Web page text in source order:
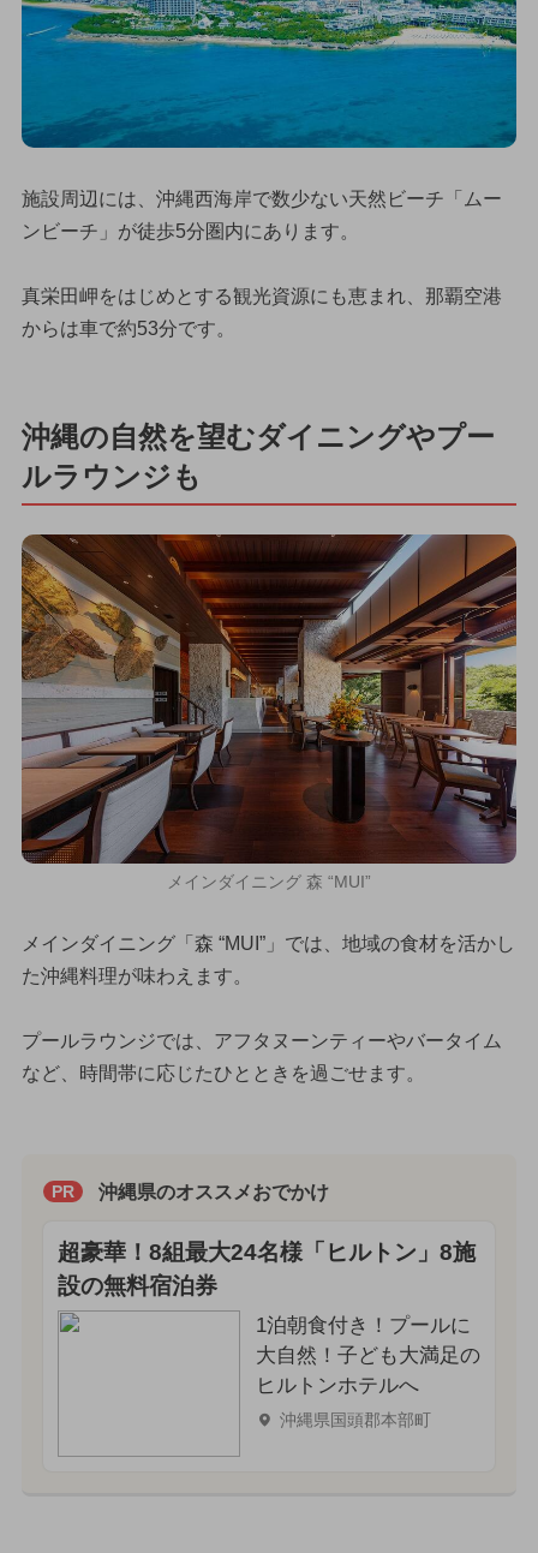
施設周辺には、沖縄西海岸で数少ない天然ビーチ「ムー
ンビーチ」が徒歩5分圏内にあります。
真栄田岬をはじめとする観光資源にも恵まれ、那覇空港
からは車で約53分です。
沖縄の自然を望むダイニングやプー
ルラウンジも
メインダイニング 森 “MUI”
メインダイニング「森 “MUI”」では、地域の食材を活かし
た沖縄料理が味わえます。
プールラウンジでは、アフタヌーンティーやバータイム
など、時間帯に応じたひとときを過ごせます。
PR 沖縄県のオススメおでかけ
超豪華！8組最大24名様「ヒルトン」8施
設の無料宿泊券
1泊朝食付き！プールに
大自然！子ども大満足の
ヒルトンホテルへ
沖縄県国頭郡本部町